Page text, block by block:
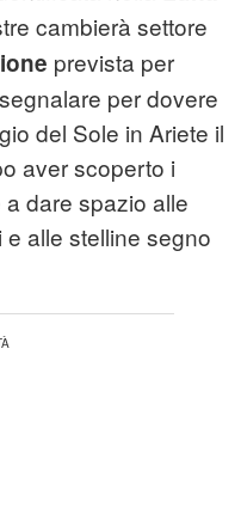
cambierà settore
prevista per
per dovere
del Sole in Ariete il
aver scoperto i
dare spazio alle
e alle stelline segno